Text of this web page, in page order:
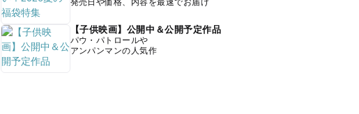
発売日や価格、内容を最速でお届け
【子供映画】公開中＆公開予定作品
パウ・パトロールや
アンパンマンの人気作